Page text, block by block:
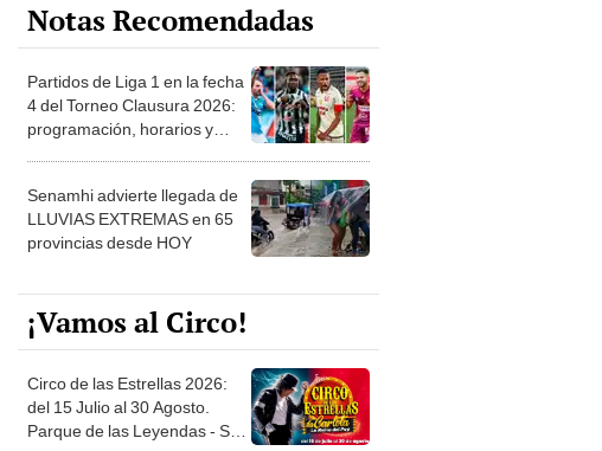
Notas Recomendadas
Partidos de Liga 1 en la fecha
4 del Torneo Clausura 2026:
programación, horarios y
Senamhi advierte llegada de
LLUVIAS EXTREMAS en 65
provincias desde HOY
¡Vamos al Circo!
Circo de las Estrellas 2026:
del 15 Julio al 30 Agosto.
Parque de las Leyendas - San